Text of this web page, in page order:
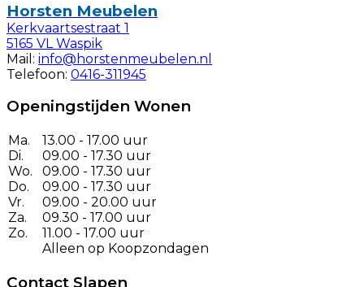
Horsten Meubelen
Kerkvaartsestraat 1
5165 VL Waspik
Mail: info@horstenmeubelen.nl
Telefoon: 0416-311945
Openingstijden Wonen
Ma.
Di.
Wo.
Do.
Vr.
Za.
Zo.
13.00 - 17.00 uur
09.00 - 17.30 uur
09.00 - 17.30 uur
09.00 - 17.30 uur
09.00 - 20.00 uur
09.30 - 17.00 uur
11.00 - 17.00 uur
Alleen op Koopzondagen
Contact Slapen